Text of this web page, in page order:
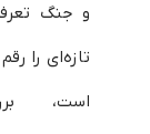
و جنگ
تازه‌ای را
است،